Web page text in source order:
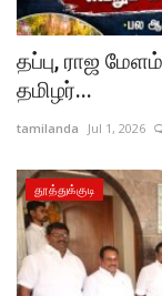
தப்பு, ராஜ
தமிழர்...
tamilanda Jul 1, 2026
தூத்துக்குடி